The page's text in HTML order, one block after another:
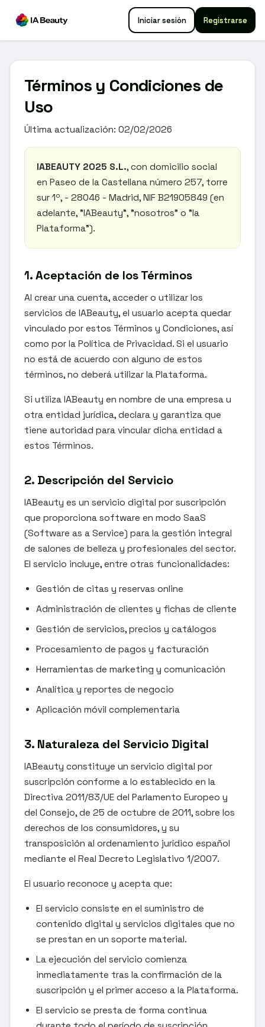
Iniciar sesión Registrarse
Términos y Condiciones de
Uso
Última actualización: 02/02/2026
IABEAUTY 2025 S.L., con domicilio social
en Paseo de la Castellana número 257, torre
sur 1º, - 28046 - Madrid, NIF B21905849 (en
adelante, "IABeauty", "nosotros" o "la
Plataforma").
1. Aceptación de los Términos
Al crear una cuenta, acceder o utilizar los
servicios de IABeauty, el usuario acepta quedar
vinculado por estos Términos y Condiciones, así
como por la Política de Privacidad. Si el usuario
no está de acuerdo con alguno de estos
términos, no deberá utilizar la Plataforma.
Si utiliza IABeauty en nombre de una empresa u
otra entidad jurídica, declara y garantiza que
tiene autoridad para vincular dicha entidad a
estos Términos.
2. Descripción del Servicio
IABeauty es un servicio digital por suscripción
que proporciona software en modo SaaS
(Software as a Service) para la gestión integral
de salones de belleza y profesionales del sector.
El servicio incluye, entre otras funcionalidades:
Gestión de citas y reservas online
Administración de clientes y fichas de cliente
Gestión de servicios, precios y catálogos
Procesamiento de pagos y facturación
Herramientas de marketing y comunicación
Analítica y reportes de negocio
Aplicación móvil complementaria
3. Naturaleza del Servicio Digital
IABeauty constituye un servicio digital por
suscripción conforme a lo establecido en la
Directiva 2011/83/UE del Parlamento Europeo y
del Consejo, de 25 de octubre de 2011, sobre los
derechos de los consumidores, y su
transposición al ordenamiento jurídico español
mediante el Real Decreto Legislativo 1/2007.
El usuario reconoce y acepta que:
El servicio consiste en el suministro de
contenido digital y servicios digitales que no
se prestan en un soporte material.
La ejecución del servicio comienza
inmediatamente tras la confirmación de la
suscripción y el primer acceso a la Plataforma.
El servicio se presta de forma continua